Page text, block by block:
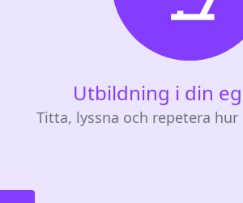
Utbildning i din
Titta, lyssna och repetera